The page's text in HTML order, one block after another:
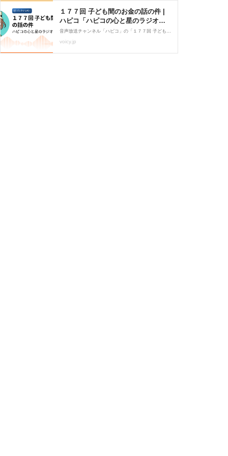
１７７回 子ども間のお金の話の件 |
ハピコ「ハピコの心と星のラジオ
🌿」/ Voicy - 音声プラットフォーム 音声放送チャンネル「ハピコ」の「１７７回 子ども間のお金の話の件(2022年4月1日放送）」。Voicy - 音声プラットフォーム
voicy.jp